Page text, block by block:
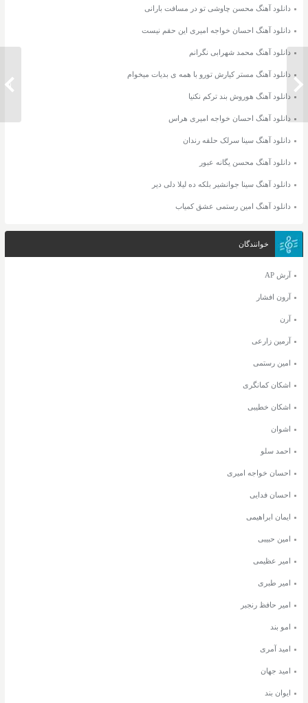
دانلود آهنگ محسن چاوشی تو در مسافت بارانی
دانلود آهنگ احسان خواجه امیری این حقم نیست
دانلود آهنگ محمد شهرابی نگرانم
دانلود آهنگ مستر کیارش تورو با همه ی بدیات میخوام
دانلود آهنگ هوروش بند ترکم نکنیا
دانلود آهنگ احسان خواجه امیری هراس
دانلود آهنگ سینا سرلک حلقه رندان
دانلود آهنگ محسن یگانه عبور
دانلود آهنگ سینا جوانشیر بلکه ده لیلا دلی دیر
دانلود آهنگ امین رستمی عشق کمیاب
خوانندگان
آرش AP
آرون افشار
آرن
آرمین زارعی
امین رستمی
اشکان کمانگری
اشکان خطیبی
اشوان
احمد سلو
احسان خواجه امیری
احسان فدایی
ایمان ابراهیمی
امین حبیبی
امیر عظیمی
امیر طبری
امیر حافظ رنجبر
امو بند
امید آمری
امید جهان
ایوان بند